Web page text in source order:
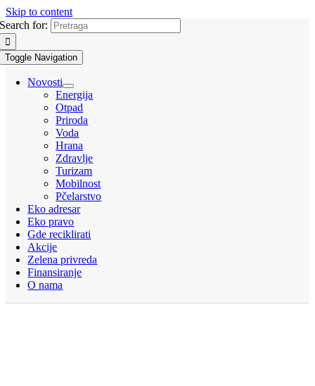
Skip to content
Search for:
Toggle Navigation
Novosti
Energija
Otpad
Priroda
Voda
Hrana
Zdravlje
Turizam
Mobilnost
Pčelarstvo
Eko adresar
Eko pravo
Gde reciklirati
Akcije
Zelena privreda
Finansiranje
O nama